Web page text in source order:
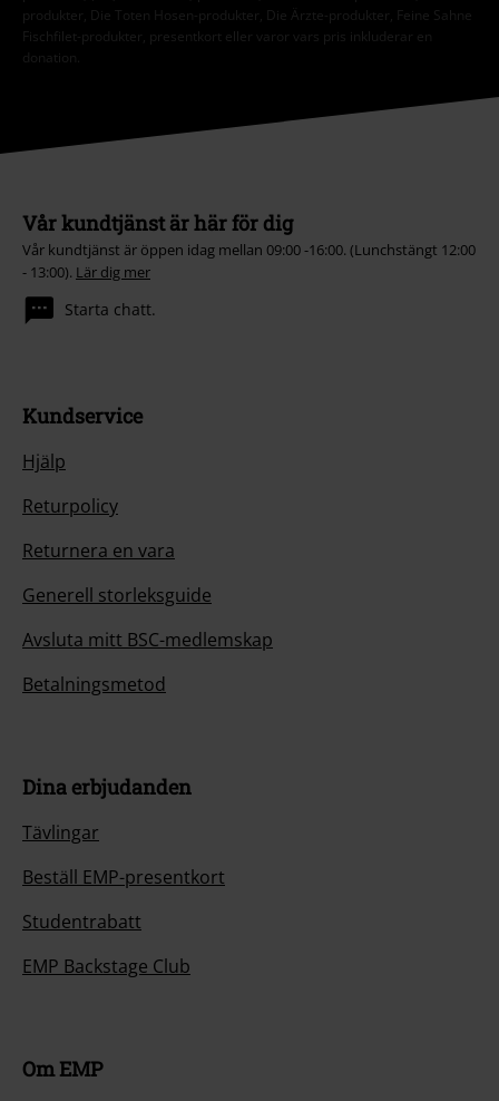
produkter, Die Toten Hosen-produkter, Die Ärzte-produkter, Feine Sahne
Fischfilet-produkter, presentkort eller varor vars pris inkluderar en
donation.
Vår kundtjänst är här för dig
Vår kundtjänst är öppen idag mellan 09:00 -16:00. (Lunchstängt 12:00
- 13:00). Lär dig mer
Starta chatt.
Kundservice
Hjälp
Returpolicy
Returnera en vara
Generell storleksguide
Avsluta mitt BSC-medlemskap
Betalningsmetod
Dina erbjudanden
Tävlingar
Beställ EMP-presentkort
Studentrabatt
EMP Backstage Club
Om EMP